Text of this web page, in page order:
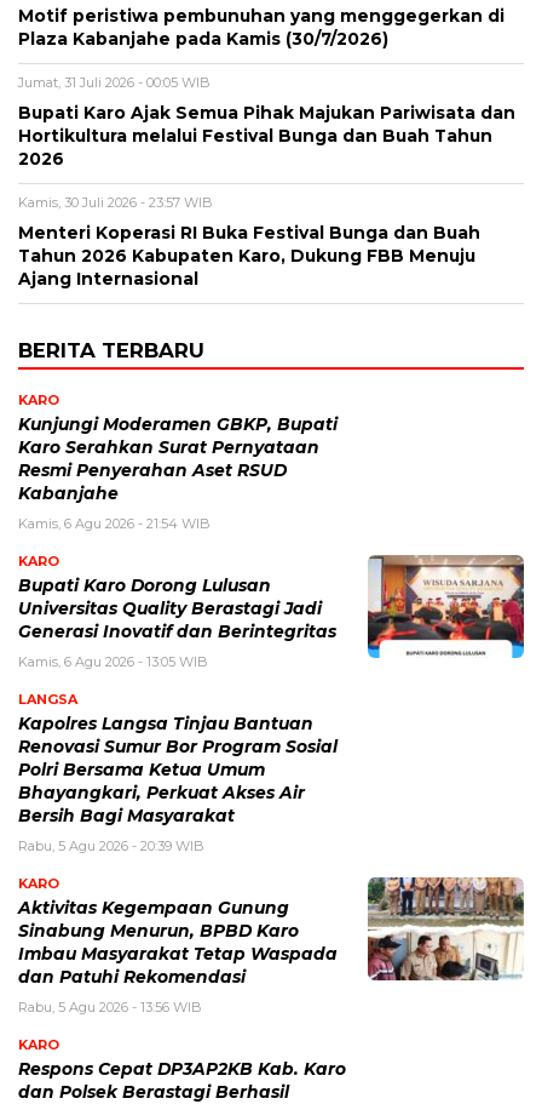
Motif peristiwa pembunuhan yang menggegerkan di
Plaza Kabanjahe pada Kamis (30/7/2026)
Jumat, 31 Juli 2026 - 00:05 WIB
Bupati Karo Ajak Semua Pihak Majukan Pariwisata dan
Hortikultura melalui Festival Bunga dan Buah Tahun
2026
Kamis, 30 Juli 2026 - 23:57 WIB
Menteri Koperasi RI Buka Festival Bunga dan Buah
Tahun 2026 Kabupaten Karo, Dukung FBB Menuju
Ajang Internasional
BERITA TERBARU
KARO
Kunjungi Moderamen GBKP, Bupati
Karo Serahkan Surat Pernyataan
Resmi Penyerahan Aset RSUD
Kabanjahe
Kamis, 6 Agu 2026 - 21:54 WIB
KARO
Bupati Karo Dorong Lulusan
Universitas Quality Berastagi Jadi
Generasi Inovatif dan Berintegritas
Kamis, 6 Agu 2026 - 13:05 WIB
LANGSA
Kapolres Langsa Tinjau Bantuan
Renovasi Sumur Bor Program Sosial
Polri Bersama Ketua Umum
Bhayangkari, Perkuat Akses Air
Bersih Bagi Masyarakat
Rabu, 5 Agu 2026 - 20:39 WIB
KARO
Aktivitas Kegempaan Gunung
Sinabung Menurun, BPBD Karo
Imbau Masyarakat Tetap Waspada
dan Patuhi Rekomendasi
Rabu, 5 Agu 2026 - 13:56 WIB
KARO
Respons Cepat DP3AP2KB Kab. Karo
dan Polsek Berastagi Berhasil